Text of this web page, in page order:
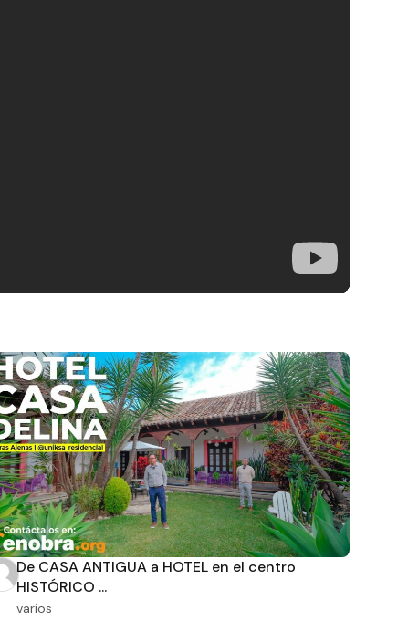
De CASA ANTIGUA a HOTEL en el centro
HISTÓRICO ...
varios